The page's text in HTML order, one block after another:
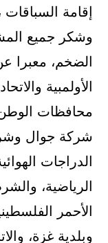
إقامة
وشكر جميع
الضخم، معبرا
الأولمبية
محافظات
شركة جوال
الدراجات
الرياضية،
الأحمر
وبلدية غزة،